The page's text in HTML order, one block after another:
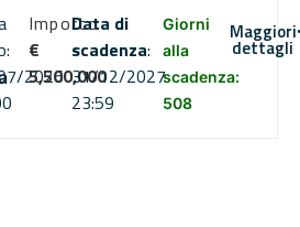
2026
Importo
€
5,500,000
Data di
scadenza:
31/12/2027
23:59
Giorni
alla
scadenza:
508
Maggiori
dettagli